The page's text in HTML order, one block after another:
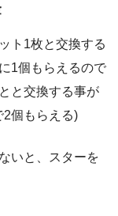
ト1枚と交換する
1個もらえるので
と交換する事が
2個もらえる)
いと、スターを